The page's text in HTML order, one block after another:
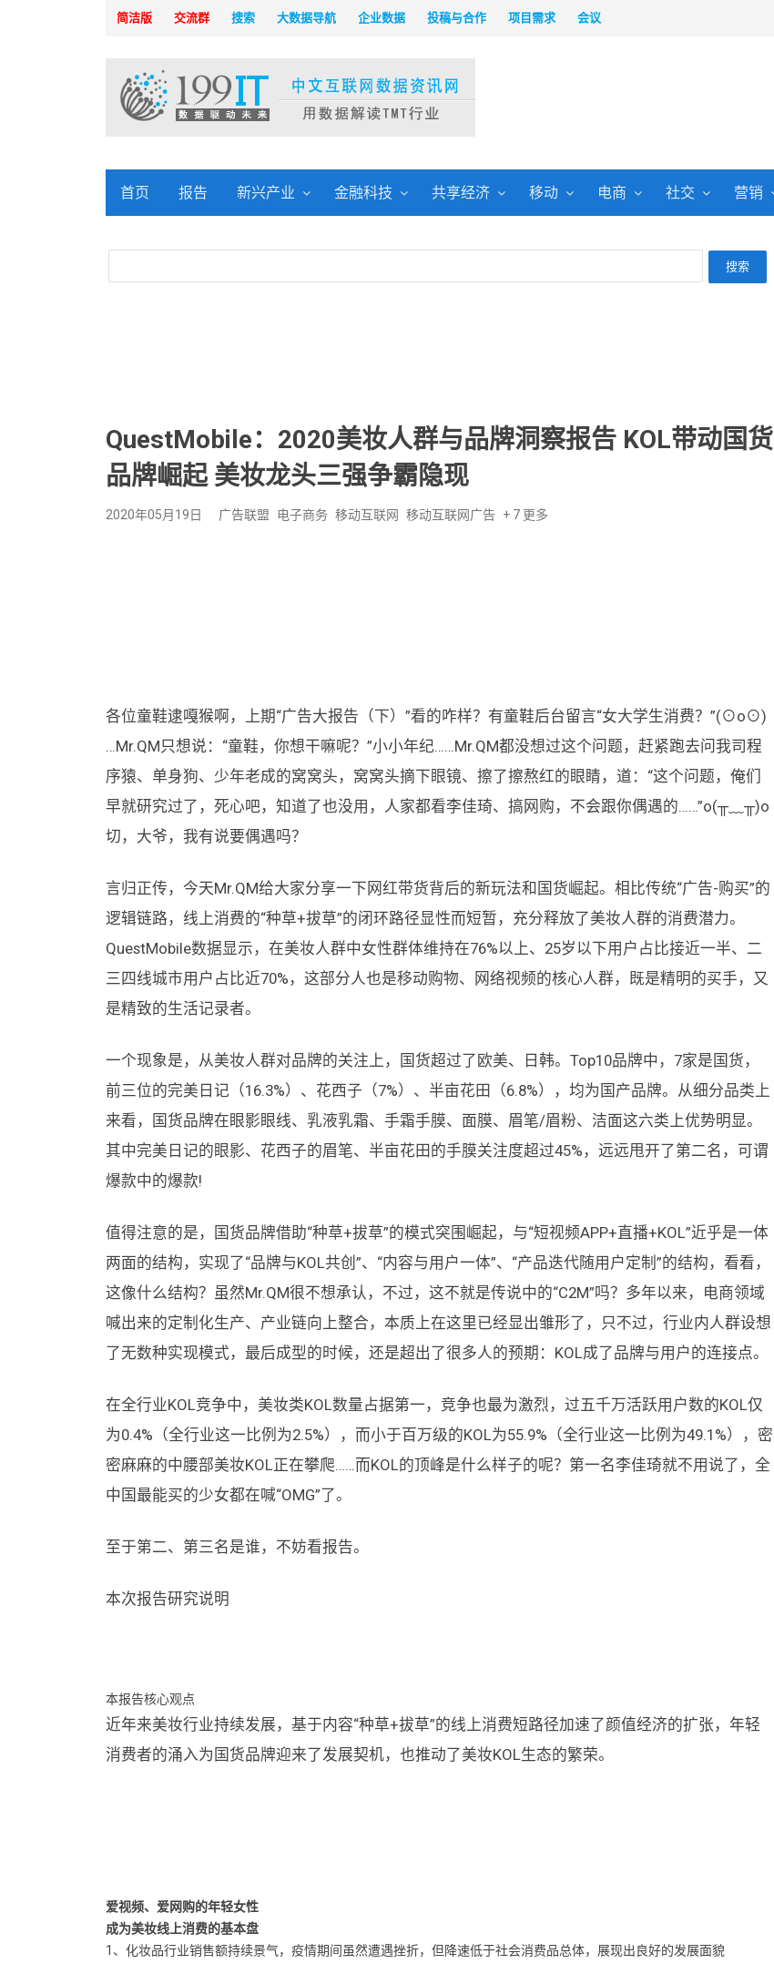
简洁版 交流群 搜索 大数据导航 企业数据 投稿与合作 项目需求 会议
首页 报告 新兴产业 金融科技 共享经济 移动 电商 社交 营销
QuestMobile：2020美妆人群与品牌洞察报告 KOL带动国货
品牌崛起 美妆龙头三强争霸隐现
2020年05月19日 广告联盟 电子商务 移动互联网 移动互联网广告 + 7 更多
各位童鞋逮嘎猴啊，上期“广告大报告（下）”看的咋样？有童鞋后台留言“女大学生消费？”(⊙o⊙)
…Mr.QM只想说：“童鞋，你想干嘛呢？”小小年纪……Mr.QM都没想过这个问题，赶紧跑去问我司程
序猿、单身狗、少年老成的窝窝头，窝窝头摘下眼镜、擦了擦熬红的眼睛，道：“这个问题，俺们
早就研究过了，死心吧，知道了也没用，人家都看李佳琦、搞网购，不会跟你偶遇的……”o(╥﹏╥)o
切，大爷，我有说要偶遇吗？
言归正传，今天Mr.QM给大家分享一下网红带货背后的新玩法和国货崛起。相比传统“广告-购买”的
逻辑链路，线上消费的“种草+拔草”的闭环路径显性而短暂，充分释放了美妆人群的消费潜力。
QuestMobile数据显示，在美妆人群中女性群体维持在76%以上、25岁以下用户占比接近一半、二
三四线城市用户占比近70%，这部分人也是移动购物、网络视频的核心人群，既是精明的买手，又
是精致的生活记录者。
一个现象是，从美妆人群对品牌的关注上，国货超过了欧美、日韩。Top10品牌中，7家是国货，
前三位的完美日记（16.3%）、花西子（7%）、半亩花田（6.8%），均为国产品牌。从细分品类上
来看，国货品牌在眼影眼线、乳液乳霜、手霜手膜、面膜、眉笔/眉粉、洁面这六类上优势明显。
其中完美日记的眼影、花西子的眉笔、半亩花田的手膜关注度超过45%，远远甩开了第二名，可谓
爆款中的爆款!
值得注意的是，国货品牌借助“种草+拔草”的模式突围崛起，与“短视频APP+直播+KOL”近乎是一体
两面的结构，实现了“品牌与KOL共创”、“内容与用户一体”、“产品迭代随用户定制”的结构，看看，
这像什么结构？虽然Mr.QM很不想承认，不过，这不就是传说中的“C2M”吗？多年以来，电商领域
喊出来的定制化生产、产业链向上整合，本质上在这里已经显出雏形了，只不过，行业内人群设想
了无数种实现模式，最后成型的时候，还是超出了很多人的预期：KOL成了品牌与用户的连接点。
在全行业KOL竞争中，美妆类KOL数量占据第一，竞争也最为激烈，过五千万活跃用户数的KOL仅
为0.4%（全行业这一比例为2.5%），而小于百万级的KOL为55.9%（全行业这一比例为49.1%），密
密麻麻的中腰部美妆KOL正在攀爬……而KOL的顶峰是什么样子的呢？第一名李佳琦就不用说了，全
中国最能买的少女都在喊“OMG”了。
至于第二、第三名是谁，不妨看报告。
本次报告研究说明
本报告核心观点
近年来美妆行业持续发展，基于内容“种草+拔草”的线上消费短路径加速了颜值经济的扩张，年轻
消费者的涌入为国货品牌迎来了发展契机，也推动了美妆KOL生态的繁荣。
爱视频、爱网购的年轻女性
成为美妆线上消费的基本盘
1、化妆品行业销售额持续景气，疫情期间虽然遭遇挫折，但降速低于社会消费品总体，展现出良好的发展面貌